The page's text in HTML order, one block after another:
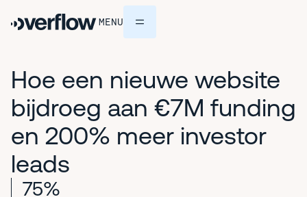
MENU
Hoe een nieuwe website
bijdroeg aan €7M funding
en 200% meer investor
leads
75%